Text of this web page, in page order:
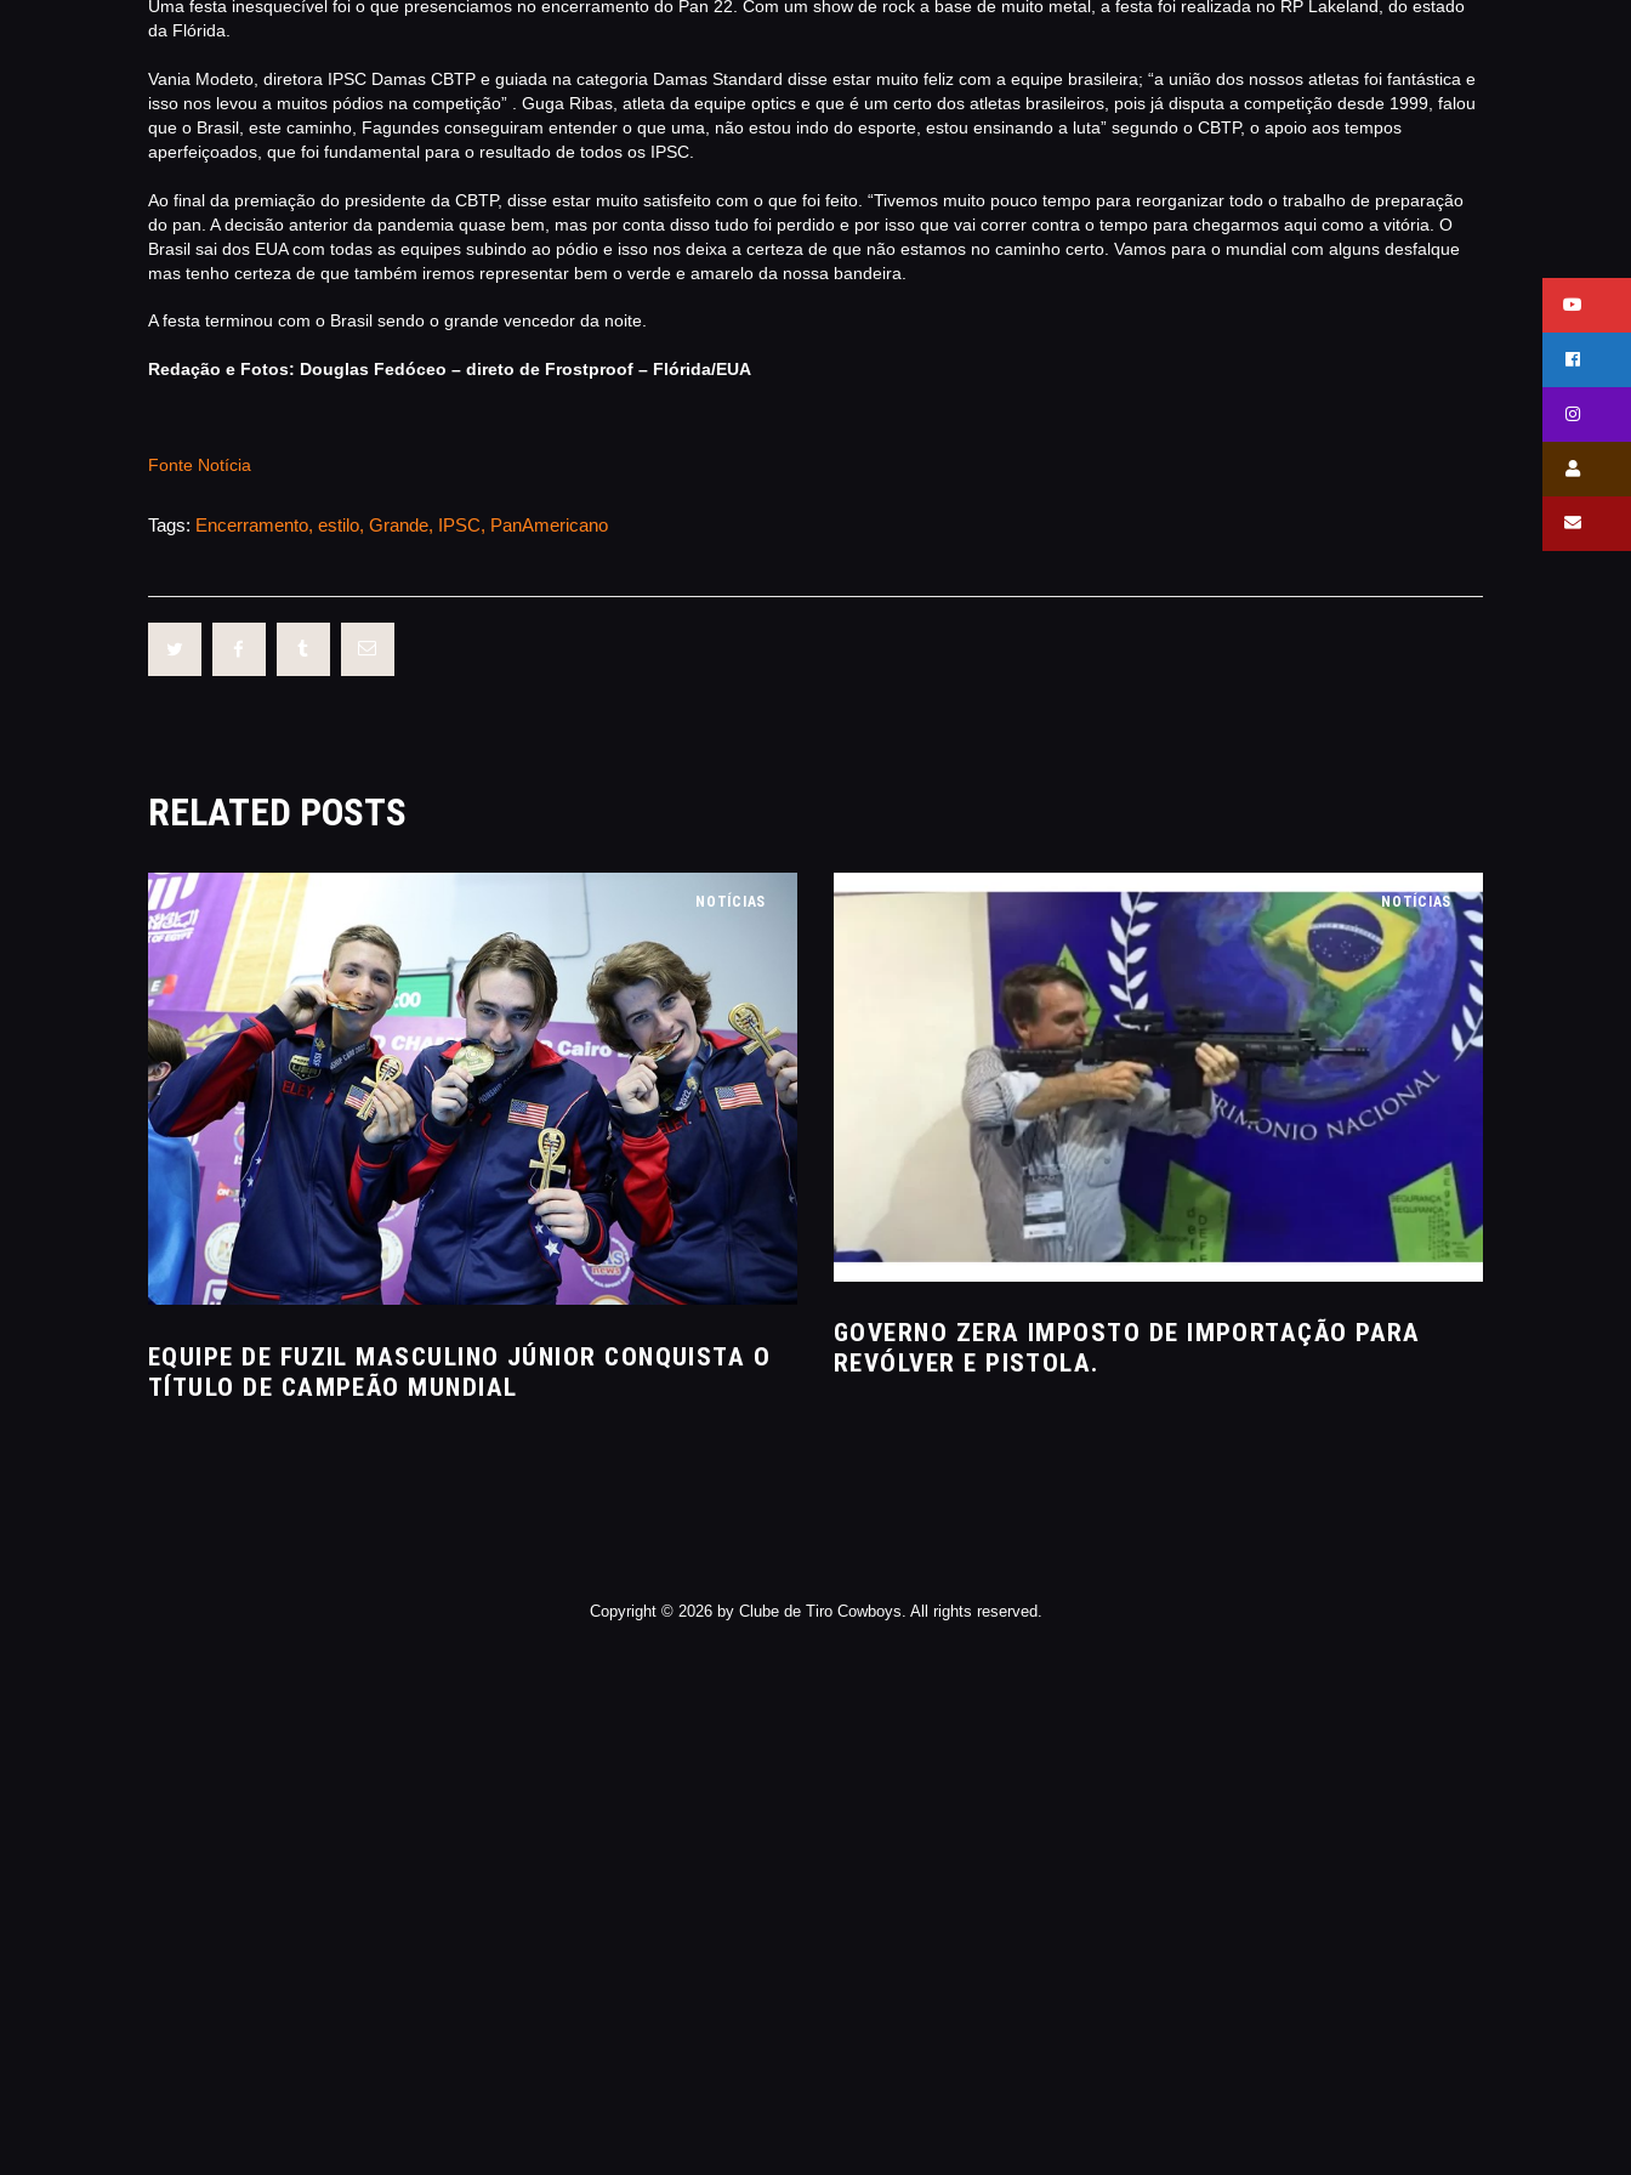
ÁREA TÉCNICA
CATÁLAGOS
COMPETIÇOES
NORMAS EB
TIRE ALGUMAS DÚVIDAS
AQUI
RANKING
CERTIFICADO DE CURSOS
PARCEIROS
MANEJO DO JAVALI
Uma festa inesquecível foi o que presenciamos no encerramento do Pan 22. Com um show de rock a base de muito metal, a festa foi realizada no RP Lakeland, do estado
da Flórida.
Vania Modeto, diretora IPSC Damas CBTP e guiada na categoria Damas Standard disse estar muito feliz com a equipe brasileira; “a união dos nossos atletas foi fantástica e
isso nos levou a muitos pódios na competição” . Guga Ribas, atleta da equipe optics e que é um certo dos atletas brasileiros, pois já disputa a competição desde 1999, falou
que o Brasil, este caminho, Fagundes conseguiram entender o que uma, não estou indo do esporte, estou ensinando a luta” segundo o CBTP, o apoio aos tempos
aperfeiçoados, que foi fundamental para o resultado de todos os IPSC.
Ao final da premiação do presidente da CBTP, disse estar muito satisfeito com o que foi feito. “Tivemos muito pouco tempo para reorganizar todo o trabalho de preparação
do pan. A decisão anterior da pandemia quase bem, mas por conta disso tudo foi perdido e por isso que vai correr contra o tempo para chegarmos aqui como a vitória. O
Brasil sai dos EUA com todas as equipes subindo ao pódio e isso nos deixa a certeza de que não estamos no caminho certo. Vamos para o mundial com alguns desfalque
mas tenho certeza de que também iremos representar bem o verde e amarelo da nossa bandeira.
A festa terminou com o Brasil sendo o grande vencedor da noite.
Redação e Fotos: Douglas Fedóceo – direto de Frostproof – Flórida/EUA
Fonte Notícia
Tags: Encerramento, estilo, Grande, IPSC, PanAmericano
RELATED POSTS
NOTÍCIAS
EQUIPE DE FUZIL MASCULINO JÚNIOR CONQUISTA O
TÍTULO DE CAMPEÃO MUNDIAL
NOTÍCIAS
GOVERNO ZERA IMPOSTO DE IMPORTAÇÃO PARA
REVÓLVER E PISTOLA.
Copyright © 2026 by Clube de Tiro Cowboys. All rights reserved.